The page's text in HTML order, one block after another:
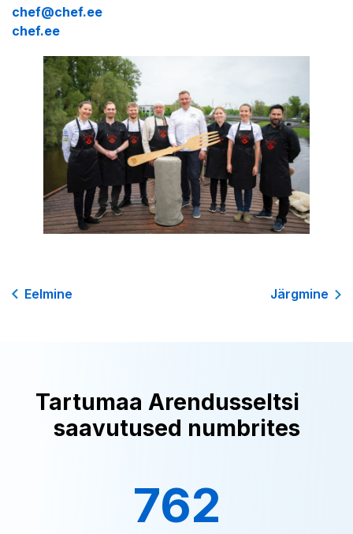
chef@chef.ee
chef.ee
Eelmine Järgmine
Tartumaa Arendusseltsi
saavutused numbrites
762